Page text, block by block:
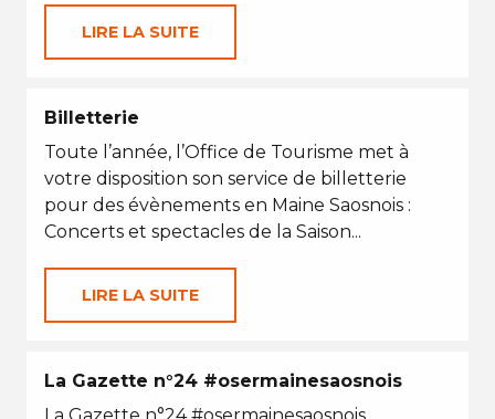
LIRE LA SUITE
Billetterie
Toute l’année, l’Office de Tourisme met à
votre disposition son service de billetterie
pour des évènements en Maine Saosnois :
Concerts et spectacles de la Saison...
LIRE LA SUITE
La Gazette n°24 #osermainesaosnois